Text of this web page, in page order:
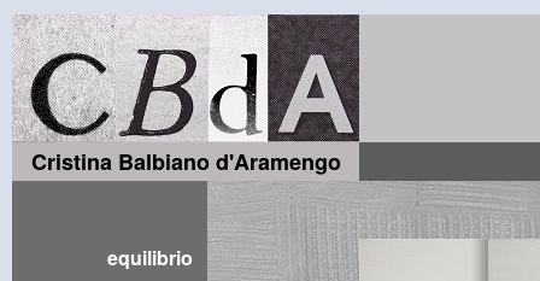
Cristina Balbiano d'Aramengo
equilibrio